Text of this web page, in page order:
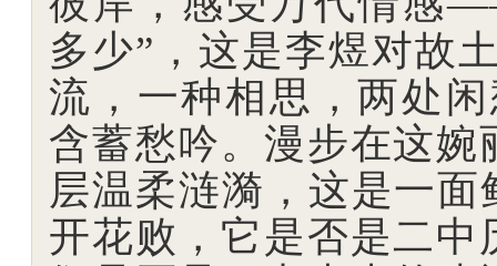
多少”，这是李煜对故
流，一种相思，两处
含蓄愁吟。漫步在这
层温柔涟漪，这是一
开花败，它是否是二